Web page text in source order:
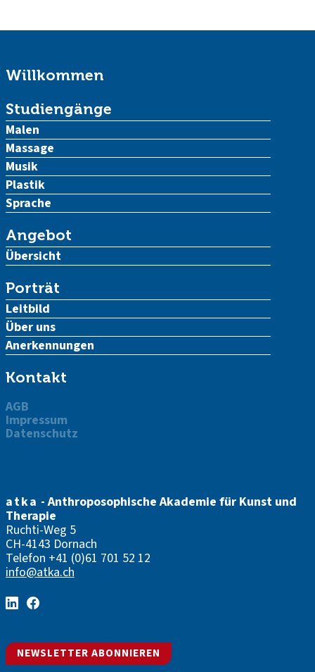
Willkommen
Studiengänge
Malen
Massage
Musik
Plastik
Sprache
Angebot
Übersicht
Porträt
Leitbild
Über uns
Anerkennungen
Kontakt
AGB
Impressum
Datenschutz
atka - Anthroposophische Akademie für Kunst und
Therapie
Ruchti-Weg 5
CH-4143 Dornach
Telefon +41 (0)61 701 52 12
info@atka.ch
NEWSLETTER ABONNIEREN